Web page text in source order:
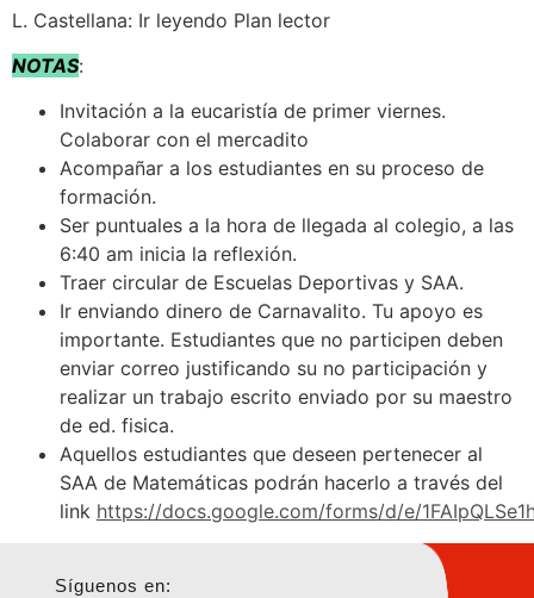
L. Castellana: Ir leyendo Plan lector
NOTAS:
Invitación a la eucaristía de primer viernes.
Colaborar con el mercadito
Acompañar a los estudiantes en su proceso de
formación.
Ser puntuales a la hora de llegada al colegio, a las
6:40 am inicia la reflexión.
Traer circular de Escuelas Deportivas y SAA.
Ir enviando dinero de Carnavalito. Tu apoyo es
importante. Estudiantes que no participen deben
enviar correo justificando su no participación y
realizar un trabajo escrito enviado por su maestro
de ed. fisica.
Aquellos estudiantes que deseen pertenecer al
SAA de Matemáticas podrán hacerlo a través del
link https://docs.google.com/forms/d/e/
Síguenos en: